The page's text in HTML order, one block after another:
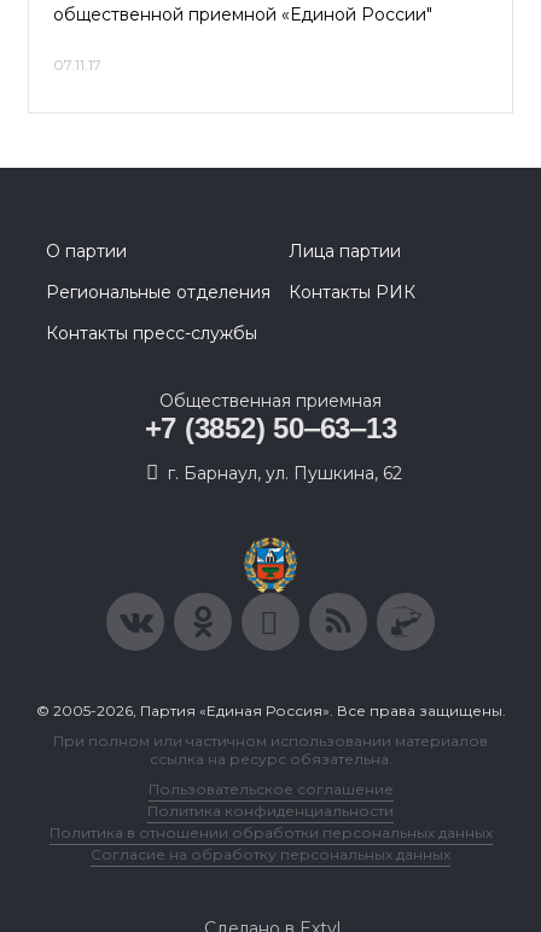
общественной приемной «Единой России"
07.11.17
О партии
Лица партии
Региональные отделения
Контакты РИК
Контакты пресс-службы
Общественная приемная
+7 (3852) 50‒63‒13
г. Барнаул, ул. Пушкина, 62
© 2005-2026, Партия «Единая Россия». Все права защищены.
При полном или частичном использовании материалов
ссылка на ресурс обязательна.
Пользовательское соглашение
Политика конфиденциальности
Политика в отношении обработки персональных данных
Согласие на обработку персональных данных